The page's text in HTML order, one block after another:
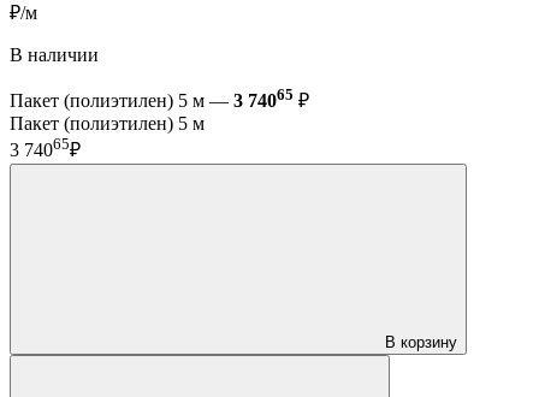
₽/м
В наличии
Пакет (полиэтилен) 5 м — 3 74065 ₽
Пакет (полиэтилен) 5 м
3 74065₽
В корзину